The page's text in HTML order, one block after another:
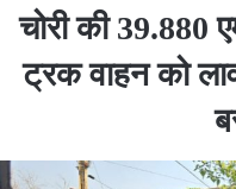
चोरी की 39.880
ट्रक वाहन को